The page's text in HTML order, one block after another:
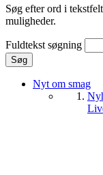
Søg efter ord i
muligheder.
Fuldtekst søgning
Nyt om smag